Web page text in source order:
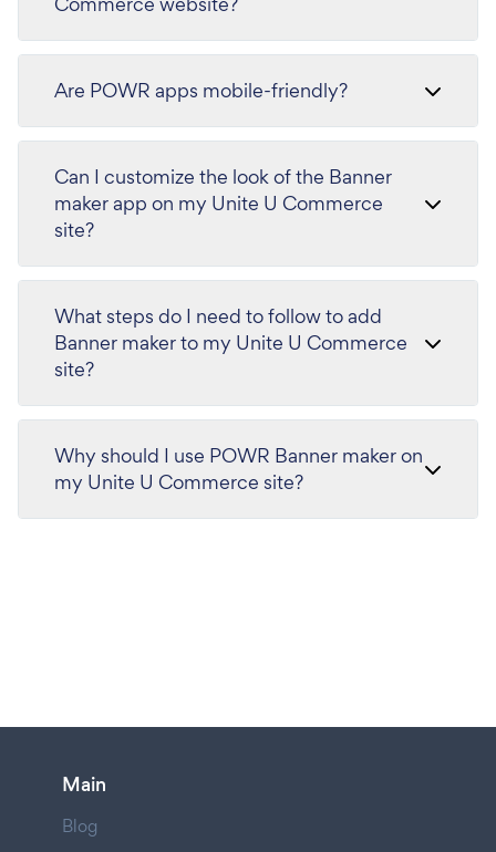
Are POWR apps mobile-friendly?
Can I customize the look of the Banner
maker app on my Unite U Commerce
site?
What steps do I need to follow to add
Banner maker to my Unite U Commerce
site?
Why should I use POWR Banner maker on
my Unite U Commerce site?
Main
Blog